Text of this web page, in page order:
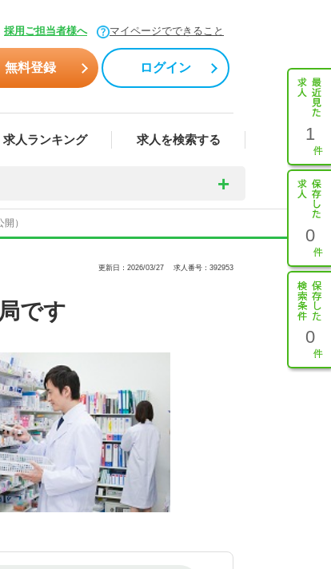
採用ご担当者様へ マイページでできること
無料登録 ログイン
求人ランキング 求人を検索する 1
0
0
）
更新日：2026/03/27 求人番号：392953
です